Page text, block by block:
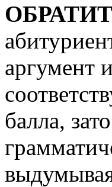
аргумент
балла,